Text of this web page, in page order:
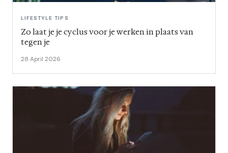
LIFESTYLE TIPS
Zo laat je je cyclus voor je werken in plaats van
tegen je
28 April 2026